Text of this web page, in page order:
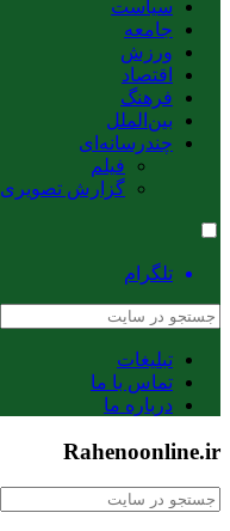
سیاست
جامعه
ورزش
اقتصاد
فرهنگ
بین‌الملل
چندرسانه‌ای
فیلم
گزارش تصویری
تلگرام
تبلیغات
تماس با ما
درباره ما
Rahenoonline.ir